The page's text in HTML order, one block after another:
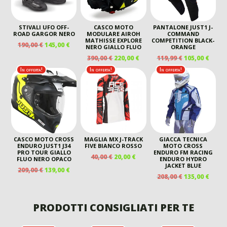
STIVALI UFO OFF-
ROAD GARGOR NERO
190,00€IL
ERA:
190,00 €.
145,00€IL
ATTUALE
È:
145,00 €.
CASCO MOTO
MODULARE AIROH
MATHISSE EXPLORE
NERO GIALLO FLUO
390,00€ IL
PREZZO
ORIGINALE
ERA:
390,00 €.
220,00€IL
PREZZO
ATTUALE
PANTALONE JUST1 J-
COMMAND
COMPETITION BLACK-
ORANGE
119,99€ IL
PREZZO
ORIGINALE
ERA:
119,99 €.
105,00€IL
In offerta!
CASCO MOTO CROSS
ENDURO JUST1 J34
PRO TOUR GIALLO
FLUO NERO OPACO
209,00€IL
209,00 €.
139,00€IL
139,00 €.
In offerta!
MAGLIA MX J-TRACK
FIVE BIANCO ROSSO
40,00€ IL
20,00€IL
ATTUALE
In offerta!
GIACCA TECNICA
MOTO CROSS
ENDURO FM RACING
ENDURO HYDRO
JACKET BLUE
208,00€ IL
ERA:
208,00 €.
135,00€IL
PRODOTTI CONSIGLIATI PER TE